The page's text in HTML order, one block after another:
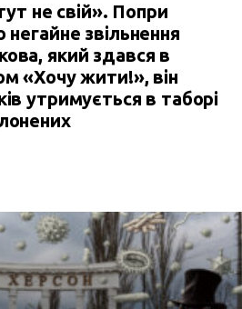
не свій». Попри
звільнення
який здався в
«Хочу жити!», він
утримується в таборі